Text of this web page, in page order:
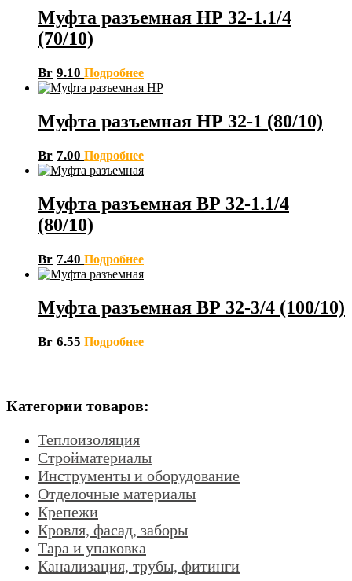
Муфта разъемная НР 32-1.1/4
(70/10)
Br 9.10 Подробнее
Муфта разъемная НР 32-1 (80/10)
Br 7.00 Подробнее
Муфта разъемная ВР 32-1.1/4
(80/10)
Br 7.40 Подробнее
Муфта разъемная ВР 32-3/4 (100/10)
Br 6.55 Подробнее
Категории товаров:
Теплоизоляция
Стройматериалы
Инструменты и оборудование
Отделочные материалы
Крепежи
Кровля, фасад, заборы
Тара и упаковка
Канализация, трубы, фитинги